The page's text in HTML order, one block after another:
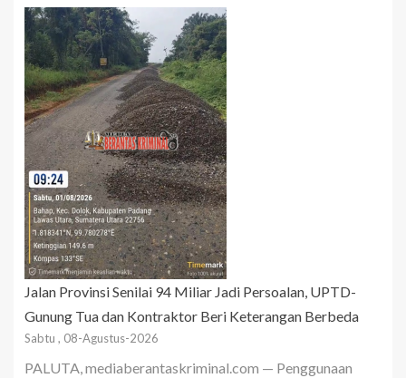
Jalan Provinsi Senilai 94 Miliar Jadi Persoalan, UPTD-
Gunung Tua dan Kontraktor Beri Keterangan Berbeda
Sabtu , 08-Agustus-2026
PALUTA, mediaberantaskriminal.com — Penggunaan